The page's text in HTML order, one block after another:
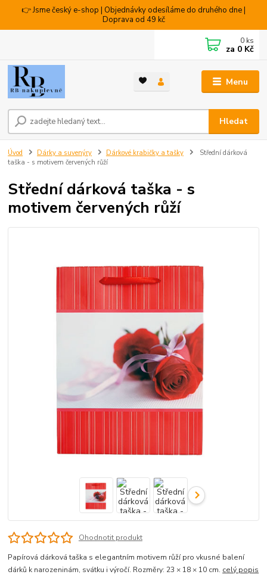
👉 Jsme český e-shop | Objednávky odesíláme do druhého dne |
Doprava od 49 kč
Menu
Hledat
0 ks
za 0 Kč
Úvod Dárky a suvenýry Dárkové krabičky a tašky
Střední dárková
taška - s motivem červených růží
Střední dárková taška - s
motivem červených růží
Ohodnotit produkt
Papírová dárková taška s elegantním motivem růží pro vkusné balení
dárků k narozeninám, svátku i výročí. Rozměry: 23 × 18 × 10 cm. celý popis